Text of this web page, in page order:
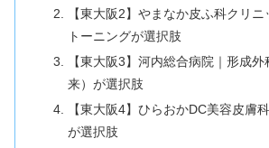
【東大阪2】やまなか皮ふ科クリ
トーニングが選択肢
【東大阪3】河内総合病院｜形成
来）が選択肢
【東大阪4】ひらおかDC美容皮膚
が選択肢